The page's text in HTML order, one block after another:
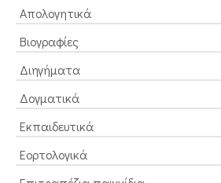
Απολογητικά
Βιογραφίες
Διηγήματα
Δογματικά
Εκπαιδευτικά
Εορτολογικά